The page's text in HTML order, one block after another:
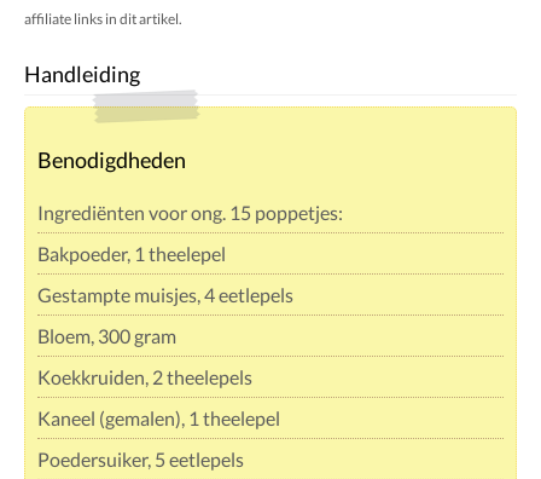
affiliate links in dit artikel.
Handleiding
Benodigdheden
Ingrediënten voor ong. 15 poppetjes:
Bakpoeder, 1 theelepel
Gestampte muisjes, 4 eetlepels
Bloem, 300 gram
Koekkruiden, 2 theelepels
Kaneel (gemalen), 1 theelepel
Poedersuiker, 5 eetlepels